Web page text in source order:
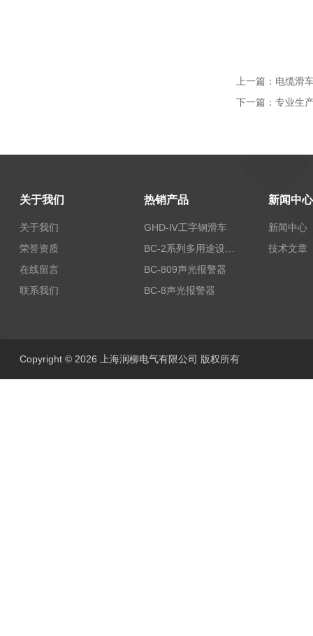
上一篇： 电缆滑
下一篇： 专业生
关于我们
关于我们
荣誉资质
在线留言
联系我们
热销产品
GHD-Ⅳ工字钢滑车
BC-809声光报警器
BC-8声光报警器
新闻中心
新闻中心
技术文章
Copyright © 2026 上海润柳电气有限公司 版权所有